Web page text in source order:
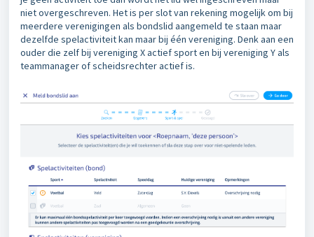
niet overgeschreven. Het is per slot van rekening mogelijk om bij
meerdere verenigingen als bondslid aangemeld te staan maar
dezelfde spelactiviteit kan maar bij één vereniging. Denk aan een
ouder die zelf bij vereniging X actief sport en bij vereniging Y als
teammanager of scheidsrechter actief is.